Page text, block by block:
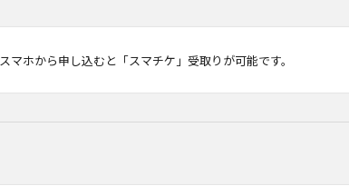
スマホから申し込むと「スマチケ」受取りが可能です。